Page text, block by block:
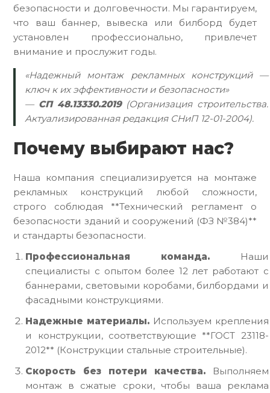
безопасности и долговечности. Мы гарантируем,
что ваш баннер, вывеска или билборд будет
установлен профессионально, привлечет
внимание и прослужит годы.
«Надежный монтаж рекламных конструкций —
ключ к их эффективности и безопасности»
— СП 48.13330.2019(Организация строительства.
Актуализированная редакция СНиП 12-01-2004).
Почему выбирают нас?
Наша компания специализируется на монтаже
рекламных конструкций любой сложности,
строго соблюдая **Технический регламент о
безопасности зданий и сооружений (ФЗ №384)**
и стандарты безопасности.
Профессиональная команда. Наши
специалисты с опытом более 12 лет работают с
баннерами, световыми коробами, билбордами и
фасадными конструкциями.
Надежные материалы. Используем крепления
и конструкции, соответствующие **ГОСТ 23118-
2012** (Конструкции стальные строительные).
Скорость без потери качества.Выполняем
монтаж в сжатые сроки, чтобы ваша реклама